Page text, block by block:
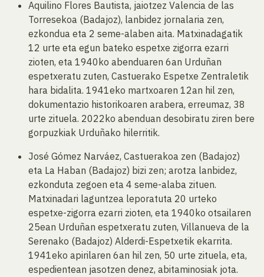
Aquilino Flores Bautista, jaiotzez Valencia de las
Torresekoa (Badajoz), lanbidez jornalaria zen,
ezkondua eta 2 seme-alaben aita. Matxinadagatik
12 urte eta egun bateko espetxe zigorra ezarri
zioten, eta 1940ko abenduaren 6an Urduñan
espetxeratu zuten, Castuerako Espetxe Zentraletik
hara bidalita. 1941eko martxoaren 12an hil zen,
dokumentazio historikoaren arabera, erreumaz, 38
urte zituela. 2022ko abenduan desobiratu ziren bere
gorpuzkiak Urduñako hilerritik.
José Gómez Narváez, Castuerakoa zen (Badajoz)
eta La Haban (Badajoz) bizi zen; arotza lanbidez,
ezkonduta zegoen eta 4 seme-alaba zituen.
Matxinadari laguntzea leporatuta 20 urteko
espetxe-zigorra ezarri zioten, eta 1940ko otsailaren
25ean Urduñan espetxeratu zuten, Villanueva de la
Serenako (Badajoz) Alderdi-Espetxetik ekarrita.
1941eko apirilaren 6an hil zen, 50 urte zituela, eta,
espedientean jasotzen denez, abitaminosiak jota.